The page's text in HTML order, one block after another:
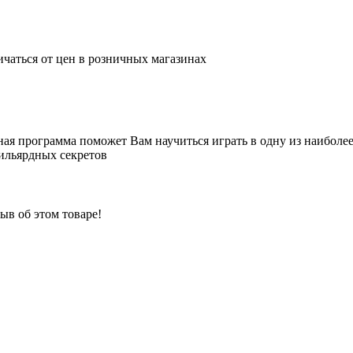
от цен в розничных магазинах
поможет Вам научиться играть в одну из
секретов
об этом товаре!